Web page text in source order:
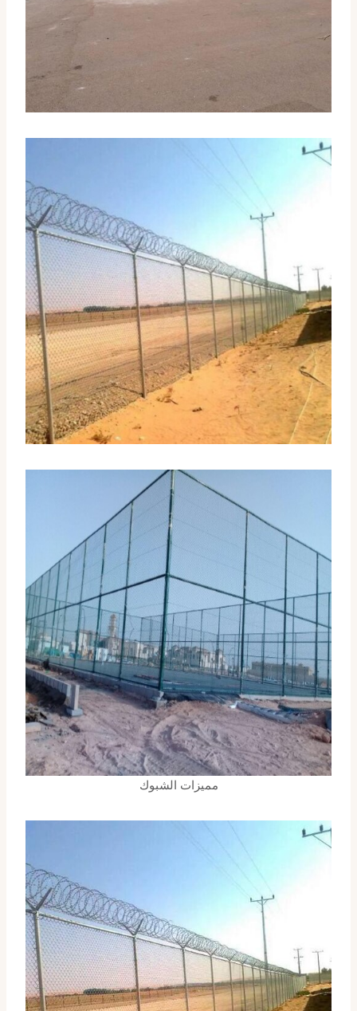
مميزات الشبوك